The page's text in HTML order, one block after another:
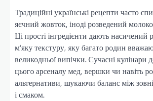
Традиційні українські рецепти часто
яєчний жовток, іноді розведений
Ці прості інгредієнти дають насичений
м’яку текстуру, яку багато родин
великодньої випічки. Сучасні кулінари
цього арсеналу мед, вершки чи навіть
альтернативи, шукаючи баланс між
і смаком.